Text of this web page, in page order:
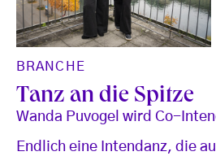
BRANCHE
Tanz an die Spitze
Wanda Puvogel wird Co-
Endlich eine Intendanz, die